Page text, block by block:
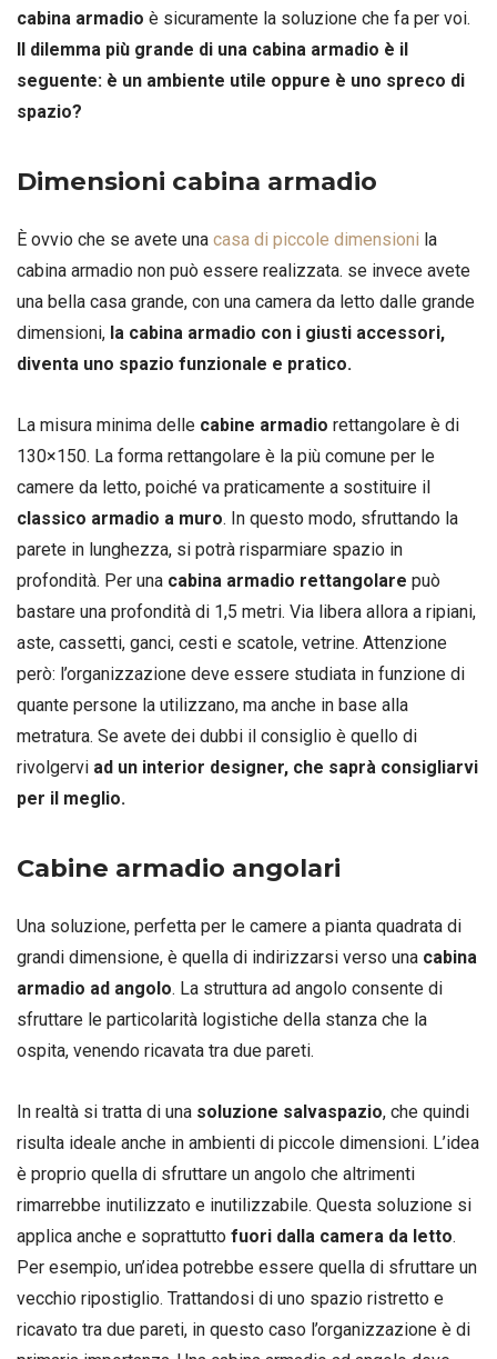
cabina armadio è sicuramente la soluzione che fa per voi.
Il dilemma più grande di una cabina armadio è il
seguente: è un ambiente utile oppure è uno spreco di
spazio?
Dimensioni cabina armadio
È ovvio che se avete una casa di piccole dimensioni la
cabina armadio non può essere realizzata. se invece avete
una bella casa grande, con una camera da letto dalle grande
dimensioni, la cabina armadio con i giusti accessori,
diventa uno spazio funzionale e pratico.
La misura minima delle cabine armadio rettangolare è di
130×150. La forma rettangolare è la più comune per le
camere da letto, poiché va praticamente a sostituire il
classico armadio a muro. In questo modo, sfruttando la
parete in lunghezza, si potrà risparmiare spazio in
profondità. Per una cabina armadio rettangolare può
bastare una profondità di 1,5 metri. Via libera allora a ripiani,
aste, cassetti, ganci, cesti e scatole, vetrine. Attenzione
però: l’organizzazione deve essere studiata in funzione di
quante persone la utilizzano, ma anche in base alla
metratura. Se avete dei dubbi il consiglio è quello di
rivolgervi ad un interior designer, che saprà consigliarvi
per il meglio.
Cabine armadio angolari
Una soluzione, perfetta per le camere a pianta quadrata di
grandi dimensione, è quella di indirizzarsi verso una cabina
armadio ad angolo. La struttura ad angolo consente di
sfruttare le particolarità logistiche della stanza che la
ospita, venendo ricavata tra due pareti.
In realtà si tratta di una soluzione salvaspazio, che quindi
risulta ideale anche in ambienti di piccole dimensioni. L’idea
è proprio quella di sfruttare un angolo che altrimenti
rimarrebbe inutilizzato e inutilizzabile. Questa soluzione si
applica anche e soprattutto fuori dalla camera da letto.
Per esempio, un’idea potrebbe essere quella di sfruttare un
vecchio ripostiglio. Trattandosi di uno spazio ristretto e
ricavato tra due pareti, in questo caso l’organizzazione è di